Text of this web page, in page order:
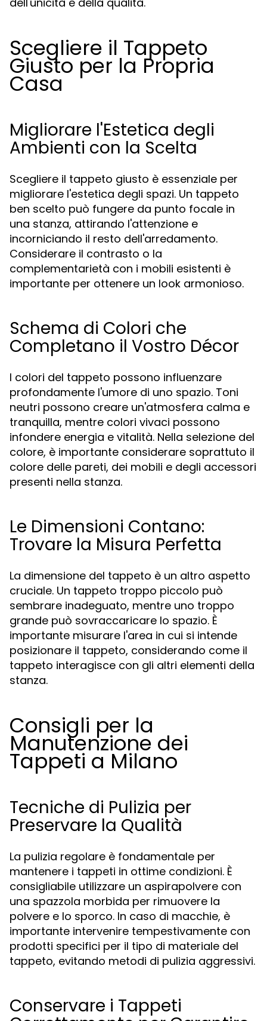
Scegliere il Tappeto
Giusto per la Propria
Casa
Migliorare l'Estetica degli
Ambienti con la Scelta
Scegliere il tappeto giusto è essenziale per
migliorare l'estetica degli spazi. Un tappeto
ben scelto può fungere da punto focale in
una stanza, attirando l'attenzione e
incorniciando il resto dell'arredamento.
Considerare il contrasto o la
complementarietà con i mobili esistenti è
importante per ottenere un look armonioso.
Schema di Colori che
Completano il Vostro Décor
I colori del tappeto possono influenzare
profondamente l'umore di uno spazio. Toni
neutri possono creare un'atmosfera calma e
tranquilla, mentre colori vivaci possono
infondere energia e vitalità. Nella selezione del
colore, è importante considerare soprattuto il
colore delle pareti, dei mobili e degli accessori
presenti nella stanza.
Le Dimensioni Contano:
Trovare la Misura Perfetta
La dimensione del tappeto è un altro aspetto
cruciale. Un tappeto troppo piccolo può
sembrare inadeguato, mentre uno troppo
grande può sovraccaricare lo spazio. È
importante misurare l'area in cui si intende
posizionare il tappeto, considerando come il
tappeto interagisce con gli altri elementi della
stanza.
Consigli per la
Manutenzione dei
Tappeti a Milano
Tecniche di Pulizia per
Preservare la Qualità
La pulizia regolare è fondamentale per
mantenere i tappeti in ottime condizioni. È
consigliabile utilizzare un aspirapolvere con
una spazzola morbida per rimuovere la
polvere e lo sporco. In caso di macchie, è
importante intervenire tempestivamente con
prodotti specifici per il tipo di materiale del
tappeto, evitando metodi di pulizia aggressivi.
Conservare i Tappeti